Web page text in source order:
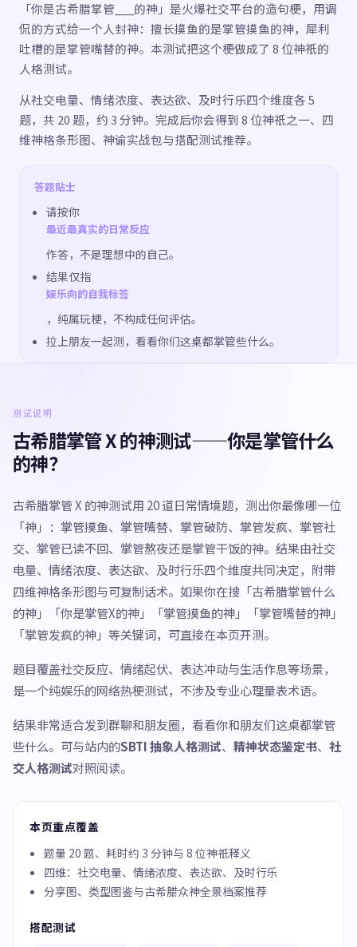
「你是古希腊掌管___的神」是火爆社交平台的造句梗，用调
侃的方式给一个人封神：擅长摸鱼的是掌管摸鱼的神，犀利
吐槽的是掌管嘴替的神。本测试把这个梗做成了 8 位神祇的
人格测试。
从社交电量、情绪浓度、表达欲、及时行乐四个维度各 5
题，共 20 题，约 3 分钟。完成后你会得到 8 位神祇之一、四
维神格条形图、神谕实战包与搭配测试推荐。
答题贴士
请按你
最近最真实的日常反应
作答，不是理想中的自己。
结果仅指
娱乐向的自我标签
，纯属玩梗，不构成任何评估。
拉上朋友一起测，看看你们这桌都掌管些什么。
测试说明
古希腊掌管 X 的神测试——你是掌管什么
的神？
古希腊掌管 X 的神测试用 20 道日常情境题，测出你最像哪一位
「神」：掌管摸鱼、掌管嘴替、掌管破防、掌管发疯、掌管社
交、掌管已读不回、掌管熬夜还是掌管干饭的神。结果由社交
电量、情绪浓度、表达欲、及时行乐四个维度共同决定，附带
四维神格条形图与可复制话术。如果你在搜「古希腊掌管什么
的神」「你是掌管X的神」「掌管摸鱼的神」「掌管嘴替的神」
「掌管发疯的神」等关键词，可直接在本页开测。
题目覆盖社交反应、情绪起伏、表达冲动与生活作息等场景，
是一个纯娱乐的网络热梗测试，不涉及专业心理量表术语。
结果非常适合发到群聊和朋友圈，看看你和朋友们这桌都掌管
些什么。可与站内的SBTI 抽象人格测试、 精神状态鉴定书、 社
交人格测试对照阅读。
本页重点覆盖
题量 20 题、耗时约 3 分钟与 8 位神祇释义
四维：社交电量、情绪浓度、表达欲、及时行乐
分享图、类型图鉴与古希腊众神全景档案推荐
搭配测试